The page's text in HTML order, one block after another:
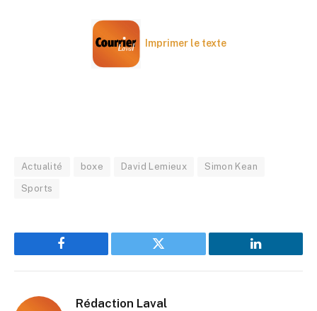
Imprimer le texte
Actualité boxe David Lemieux Simon Kean
Sports
Facebook Twitter LinkedIn
Rédaction Laval